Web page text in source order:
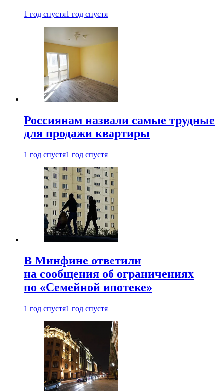
1 год спустя1 год спустя
Россиянам назвали самые трудные
для продажи квартиры
1 год спустя1 год спустя
В Минфине ответили
на сообщения об ограничениях
по «Семейной ипотеке»
1 год спустя1 год спустя